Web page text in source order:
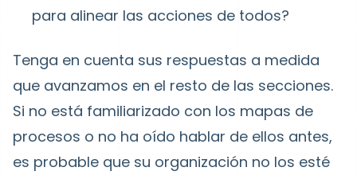
para alinear las acciones de todos?
Tenga en cuenta sus respuestas a medida
que avanzamos en el resto de las secciones.
Si no está familiarizado con los mapas de
procesos o no ha oído hablar de ellos antes,
es probable que su organización no los esté